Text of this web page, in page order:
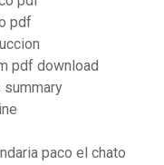
pdf
pdf download
paco el chato